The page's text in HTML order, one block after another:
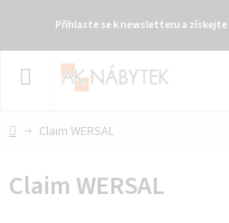
Přihlaste se k newsletteru a získejte
Přejít
DomůClaim WERSAL
Claim WERSAL